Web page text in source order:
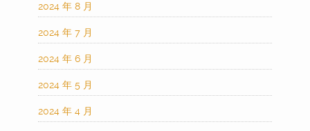
2024 年 8 月
2024 年 7 月
2024 年 6 月
2024 年 5 月
2024 年 4 月